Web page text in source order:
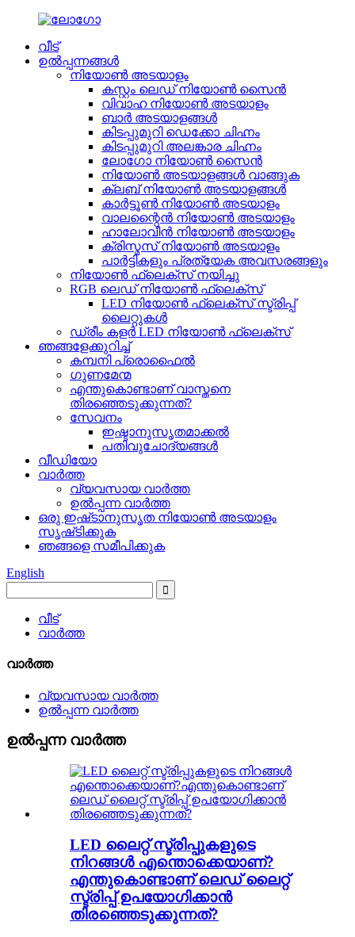
വീട്
ഉൽപ്പന്നങ്ങൾ
നിയോൺ അടയാളം
കസ്റ്റം ലെഡ് നിയോൺ സൈൻ
വിവാഹ നിയോൺ അടയാളം
ബാർ അടയാളങ്ങൾ
കിടപ്പുമുറി ഡെക്കോ ചിഹ്നം
കിടപ്പുമുറി അലങ്കാര ചിഹ്നം
ലോഗോ നിയോൺ സൈൻ
നിയോൺ അടയാളങ്ങൾ വാങ്ങുക
ക്ലബ് നിയോൺ അടയാളങ്ങൾ
കാർട്ടൂൺ നിയോൺ അടയാളം
വാലന്റൈൻ നിയോൺ അടയാളം
ഹാലോവീൻ നിയോൺ അടയാളം
ക്രിസ്മസ് നിയോൺ അടയാളം
പാർട്ടികളും പ്രത്യേക അവസരങ്ങളും
നിയോൺ ഫ്ലെക്സ് നയിച്ചു
RGB ലെഡ് നിയോൺ ഫ്ലെക്സ്
LED നിയോൺ ഫ്ലെക്സ് സ്ട്രിപ്പ്
ലൈറ്റുകൾ
ഡ്രീം കളർ LED നിയോൺ ഫ്ലെക്സ്
ഞങ്ങളേക്കുറിച്ച്
കമ്പനി പ്രൊഫൈൽ
ഗുണമേന്മ
എന്തുകൊണ്ടാണ് വാസ്തനെ
തിരഞ്ഞെടുക്കുന്നത്?
സേവനം
ഇഷ്ടാനുസൃതമാക്കൽ
പതിവുചോദ്യങ്ങൾ
വീഡിയോ
വാർത്ത
വ്യവസായ വാർത്ത
ഉൽപ്പന്ന വാർത്ത
ഒരു ഇഷ്‌ടാനുസൃത നിയോൺ അടയാളം
സൃഷ്‌ടിക്കുക
ഞങ്ങളെ സമീപിക്കുക
English
വീട്
വാർത്ത
വാർത്ത
വ്യവസായ വാർത്ത
ഉൽപ്പന്ന വാർത്ത
ഉൽപ്പന്ന വാർത്ത
LED ലൈറ്റ് സ്ട്രിപ്പുകളുടെ
നിറങ്ങൾ എന്തൊക്കെയാണ്?
എന്തുകൊണ്ടാണ് ലെഡ് ലൈറ്റ്
സ്ട്രിപ്പ് ഉപയോഗിക്കാൻ
തിരഞ്ഞെടുക്കുന്നത്?